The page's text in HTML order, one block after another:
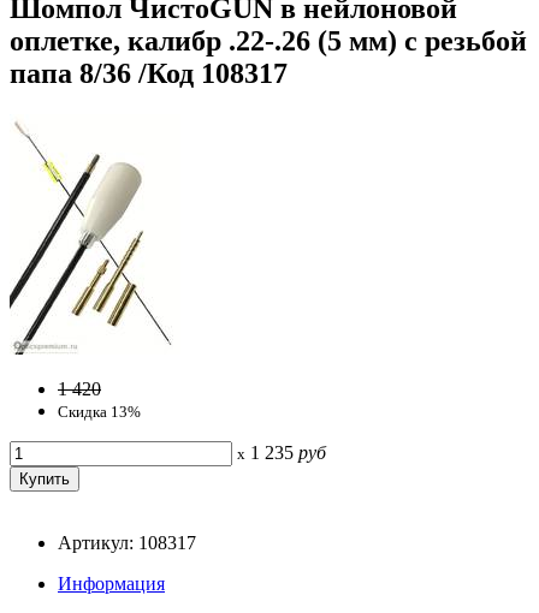
Шомпол ЧистоGUN в нейлоновой
оплетке, калибр .22-.26 (5 мм) с резьбой
папа 8/36 /Код 108317
1 420
Скидка 13%
x 1 235 руб
Артикул: 108317
Информация